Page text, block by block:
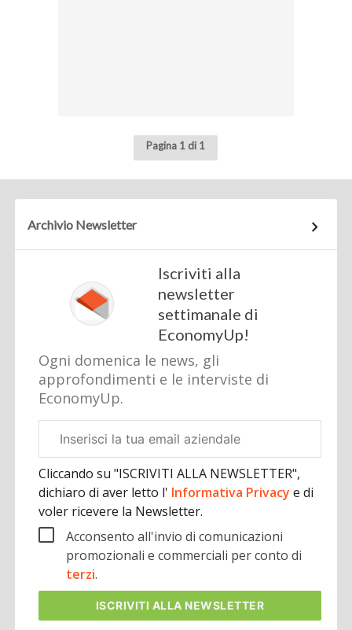
Pagina 1 di 1
Archivio Newsletter
Iscriviti alla
newsletter
settimanale di
EconomyUp!
Ogni domenica le news, gli
approfondimenti e le interviste di
EconomyUp.
aziendale
Cliccando su "ISCRIVITI ALLA NEWSLETTER",
dichiaro di aver letto l' Informativa Privacye di
voler ricevere la Newsletter.
Acconsento all'invio di comunicazioni
promozionali e commerciali per conto di
terzi.
ISCRIVITI ALLA NEWSLETTER